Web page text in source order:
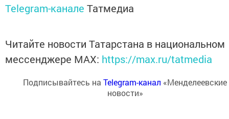
Telegram-канале Татмедиа
Читайте новости Татарстана в национальном
мессенджере MАХ: https://max.ru/tatmedia
Подписывайтесь на Telegram-канал «Менделеевские
новости»